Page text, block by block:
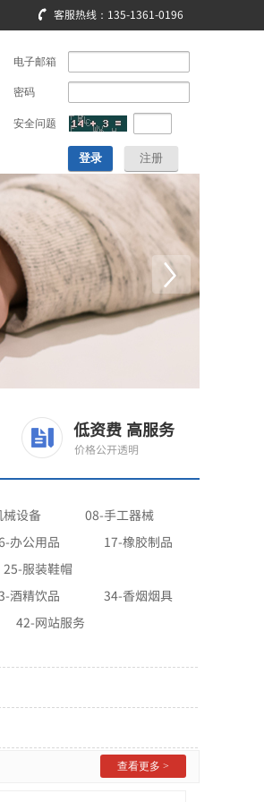
客服热线：135-1361-0196
电子邮箱
密码
安全问题
登录 注册
低资费 高服务
价格公开透明
设备
08-手工器械
办公用品
17-橡胶制品
25-服装鞋帽
酒精饮品
34-香烟烟具
42-网站服务
查看更多 >